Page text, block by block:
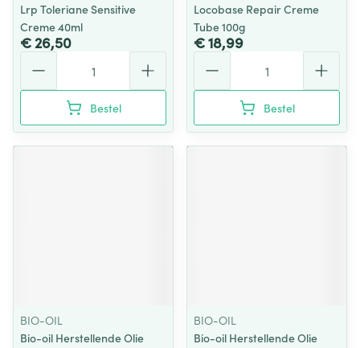
Lrp Toleriane Sensitive
Creme 40ml
€ 26,50
Bestel
Locobase Repair Creme
Tube 100g
€ 18,99
Bestel
BIO-OIL
Bio-oil Herstellende Olie
BIO-OIL
Bio-oil Herstellende Olie